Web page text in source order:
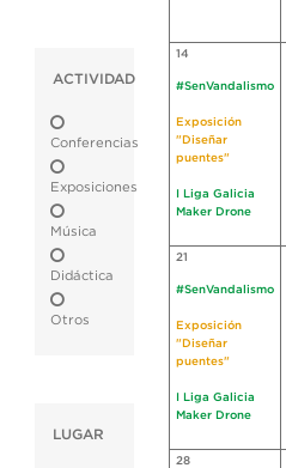
ACTIVIDAD
Conferencias
Exposiciones
Música
Didáctica
Otros
LUGAR
14
#SenVandalismo
Exposición
"Diseñar
puentes"
I Liga Galicia
Maker Drone
21
#SenVandalismo
Exposición
"Diseñar
puentes"
I Liga Galicia
Maker Drone
28